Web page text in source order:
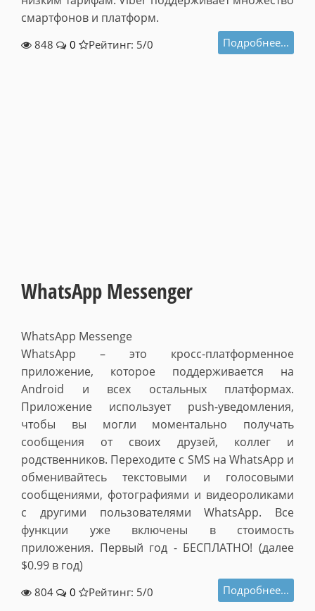
смартфонов и платформ.
848 0 Рейтинг: 5/0 Подробнее...
WhatsApp Messenger
WhatsApp Messenge
WhatsApp – это кросс-платформенное
приложение, которое поддерживается на
Android и всех остальных платформах.
Приложение использует push-уведомления,
чтобы вы могли моментально получать
сообщения от своих друзей, коллег и
родственников. Переходите с SMS на WhatsApp и
обменивайтесь текстовыми и голосовыми
сообщениями, фотографиями и видеороликами
с другими пользователями WhatsApp. Все
функции уже включены в стоимость
приложения. Первый год - БЕСПЛАТНО! (далее
$0.99 в год)
804 0 Рейтинг: 5/0 Подробнее...